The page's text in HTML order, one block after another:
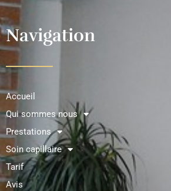
Navigation
Accueil
Qui sommes nous
Prestations
Soin capillaire
Tarif
Avis